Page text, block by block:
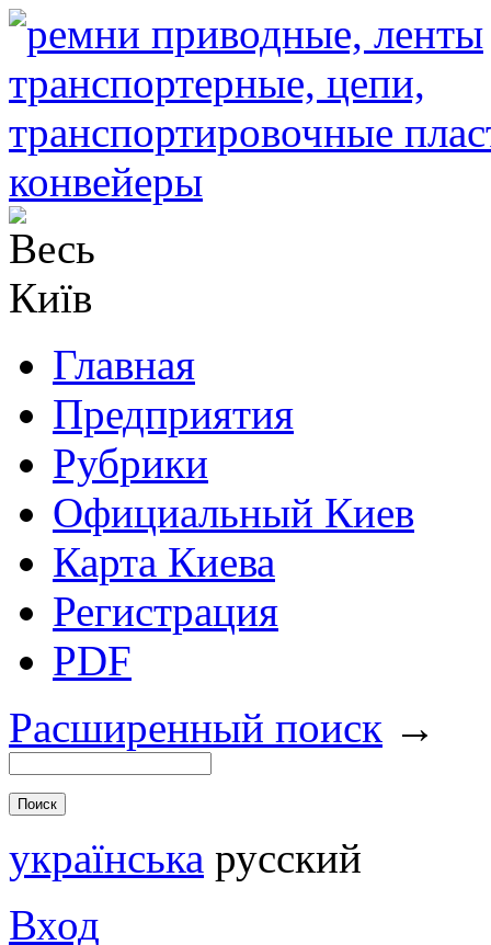
Главная
Предприятия
Рубрики
Официальный Киев
Карта Киева
Регистрация
PDF
Расширенный поиск →
українська русский
Вход